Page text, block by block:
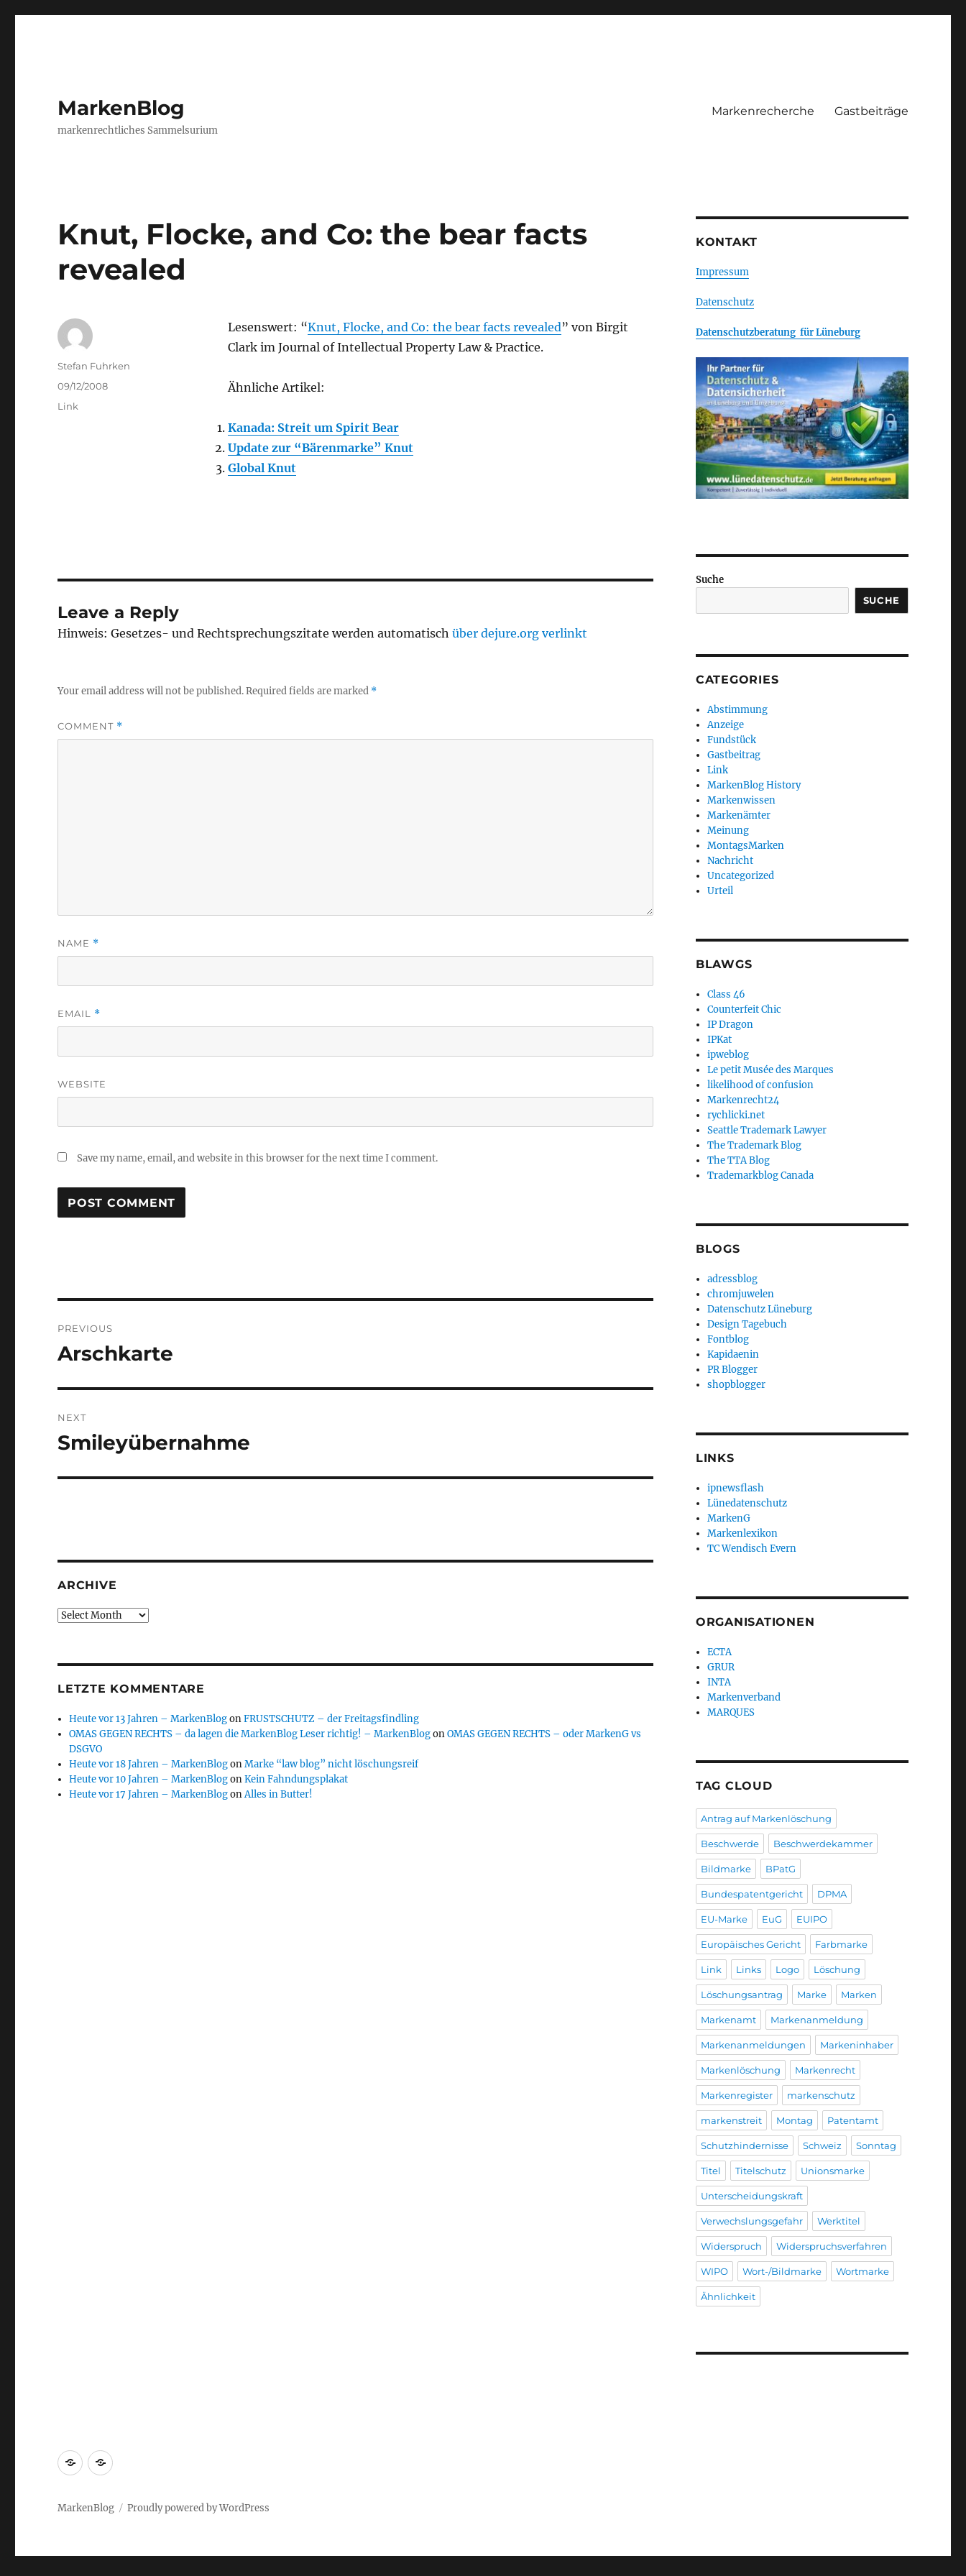
MarkenBlog
markenrechtliches Sammelsurium
Markenrecherche Gastbeiträge
Knut, Flocke, and Co: the bear facts
revealed
Lesenswert: “Knut, Flocke, and Co: the bear facts revealed” von Birgit
Clark im Journal of Intellectual Property Law & Practice.
Ähnliche Artikel:
Kanada: Streit um Spirit Bear
Update zur “Bärenmarke” Knut
Global Knut
Author
Stefan Fuhrken
Posted
on
09/12/2008
Categories
Link
Leave a Reply
Hinweis: Gesetzes- und Rechtsprechungszitate werden automatischüber dejure.org verlinkt
Your email address will not be published.Required fields are marked *
COMMENT *
NAME *
EMAIL *
WEBSITE
Save my name, email, and website in this browser for the next time I comment.
navigation
PREVIOUS
Previous
Arschkarte
NEXT
Next
Smileyübernahme
ARCHIVE
Archive
LETZTE KOMMENTARE
Heute vor 13 Jahren – MarkenBlogonFRUSTSCHUTZ – der Freitagsfindling
OMAS GEGEN RECHTS – da lagen die MarkenBlog Leser richtig! – MarkenBlogonOMAS GEGEN RECHTS – oder MarkenG vs
DSGVO
Heute vor 18 Jahren – MarkenBlogonMarke “law blog” nicht löschungsreif
Heute vor 10 Jahren – MarkenBlogonKein Fahndungsplakat
Heute vor 17 Jahren – MarkenBlogonAlles in Butter!
KONTAKT
Impressum
Datenschutz
Datenschutzberatung für Lüneburg
Suche
SUCHE
CATEGORIES
Abstimmung
Anzeige
Fundstück
Gastbeitrag
Link
MarkenBlog History
Markenwissen
Markenämter
Meinung
MontagsMarken
Nachricht
Uncategorized
Urteil
BLAWGS
Class 46
Counterfeit Chic
IP Dragon
IPKat
ipweblog
Le petit Musée des Marques
likelihood of confusion
Markenrecht24
rychlicki.net
Seattle Trademark Lawyer
The Trademark Blog
The TTA Blog
Trademarkblog Canada
BLOGS
adressblog
chromjuwelen
Datenschutz Lüneburg
Design Tagebuch
Fontblog
Kapidaenin
PR Blogger
shopblogger
LINKS
ipnewsflash
Lünedatenschutz
MarkenG
Markenlexikon
TC Wendisch Evern
ORGANISATIONEN
ECTA
GRUR
INTA
Markenverband
MARQUES
TAG CLOUD
Antrag auf Markenlöschung
Beschwerde Beschwerdekammer
Bildmarke BPatG
Bundespatentgericht DPMA
EU-Marke EuG EUIPO
Europäisches Gericht Farbmarke
Link Links Logo Löschung
Löschungsantrag Marke Marken
Markenamt Markenanmeldung
Markenanmeldungen Markeninhaber
Markenlöschung Markenrecht
Markenregister markenschutz
markenstreit Montag Patentamt
Schutzhindernisse Schweiz Sonntag
Titel Titelschutz Unionsmarke
Unterscheidungskraft
Verwechslungsgefahr Werktitel
Widerspruch Widerspruchsverfahren
WIPO Wort-/Bildmarke Wortmarke
Ähnlichkeit
Markenrecherche
Gastbeiträge
MarkenBlog Proudly powered by WordPress